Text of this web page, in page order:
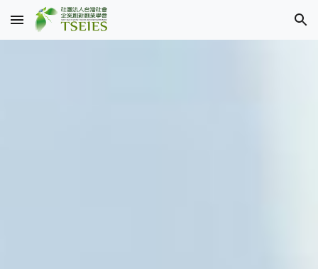
Skip to main content Skip to navigation